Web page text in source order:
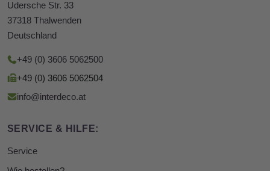
Udersche Str. 33
37318 Thalwenden
Deutschland
+49 (0) 3606 5062500
+49 (0) 3606 5062504
info@interdeco.at
SERVICE & HILFE:
Service